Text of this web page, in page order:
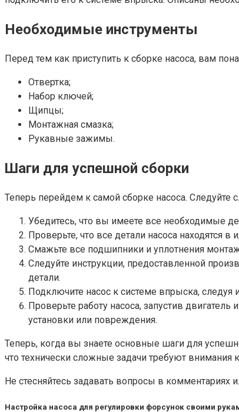
Необходимые инструменты
Перед тем как приступить к сборке насоса, вам
Отвертка;
Набор ключей;
Щипцы;
Монтажная смазка;
Рукавные зажимы.
Шаги для успешной сборки
Теперь перейдем к самой сборке насоса.
Убедитесь, что вы имеете все необходимые
Проверьте, что все детали насоса находятся
Смажьте все подшипники и уплотнения
Следуйте инструкции, предоставленной
детали.
Подключите насос к системе впрыска, следуя
Проверьте работу насоса, запустив
установки или повреждения.
Теперь, когда вы знаете основные шаги для
что технически сложные задачи требуют внимания
Не стесняйтесь задавать вопросы в комментариях
Настройка насоса для регулировки форсунок своими